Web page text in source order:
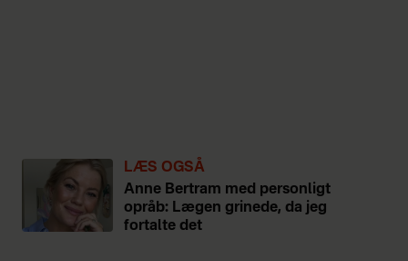
LÆS OGSÅ
Anne Bertram med personligt
opråb: Lægen grinede, da jeg
fortalte det